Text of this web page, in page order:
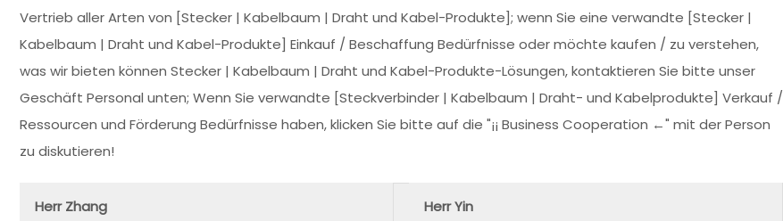
Vertrieb aller Arten von [Stecker | Kabelbaum | Draht und Kabel-Produkte]; wenn Sie eine verwandte [Stecker |
Kabelbaum | Draht und Kabel-Produkte] Einkauf / Beschaffung Bedürfnisse oder möchte kaufen / zu verstehen,
was wir bieten können Stecker | Kabelbaum | Draht und Kabel-Produkte-Lösungen, kontaktieren Sie bitte unser
Geschäft Personal unten; Wenn Sie verwandte [Steckverbinder | Kabelbaum | Draht- und Kabelprodukte] Verkauf /
Ressourcen und Förderung Bedürfnisse haben, klicken Sie bitte auf die "¡¡ Business Cooperation ←" mit der Person
zu diskutieren!
Herr Zhang
Herr Yin